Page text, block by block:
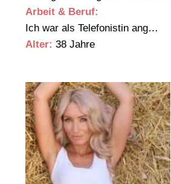
Arbeit & Beruf:
Ich war als Telefonistin ang…
Alter: 38 Jahre